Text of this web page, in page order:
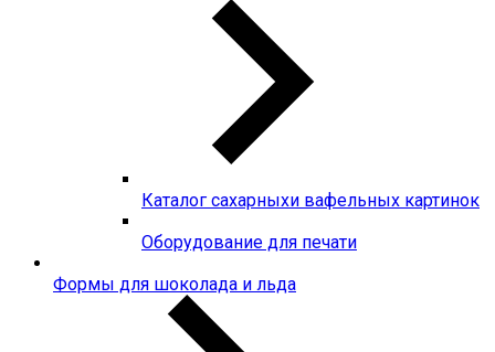
Каталог сахарныхи вафельных картинок
Оборудование для печати
Формы для шоколада и льда